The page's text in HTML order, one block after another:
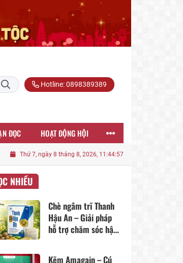
Hotline: 0898389389
ĐỌC HOẠT ĐỘNG HỘI
khoá XIV Phát biểu bế mạc Hội nghị Trung ương 3,
Thứ 7, ngày 8 tháng 8, 2026, 11:44:59
NHIỀU
Chè ngâm trĩ Thanh
Hậu An – Giải pháp
hỗ trợ chăm sóc hậu
Kẽm Amagain – Cú